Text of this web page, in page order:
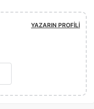
YAZARIN PROFILI